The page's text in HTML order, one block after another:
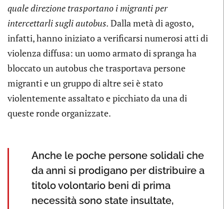
quale direzione trasportano i migranti per
intercettarlisugliautobus. Dalla metà di agosto,
infatti, hanno iniziato a verificarsi numerosi atti di
violenza diffusa: un uomo armato di spranga ha
bloccato un autobus che trasportava persone
migranti e un gruppo di altre sei è stato
violentemente assaltato e picchiato da una di
queste ronde organizzate.
Anche le poche persone solidali che
da anni si prodigano per distribuire a
titolo volontario beni di prima
necessità sono state insultate,